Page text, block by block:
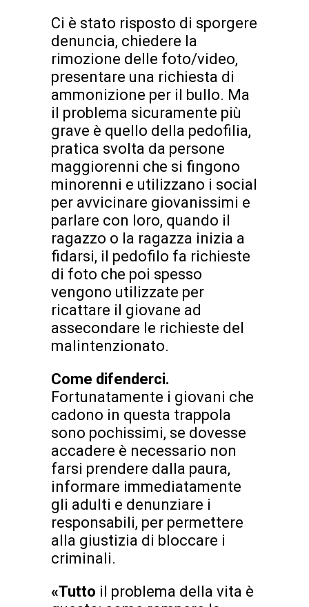
Ci è stato risposto di sporgere
denuncia, chiedere la
rimozione delle foto/video,
presentare una richiesta di
ammonizione per il bullo. Ma
il problema sicuramente più
grave è quello della pedofilia,
pratica svolta da persone
maggiorenni che si fingono
minorenni e utilizzano i social
per avvicinare giovanissimi e
parlare con loro, quando il
ragazzo o la ragazza inizia a
fidarsi, il pedofilo fa richieste
di foto che poi spesso
vengono utilizzate per
ricattare il giovane ad
assecondare le richieste del
malintenzionato.
Come difenderci.
Fortunatamente i giovani che
cadono in questa trappola
sono pochissimi, se dovesse
accadere è necessario non
farsi prendere dalla paura,
informare immediatamente
gli adulti e denunziare i
responsabili, per permettere
alla giustizia di bloccare i
criminali.
«Tutto il problema della vita è